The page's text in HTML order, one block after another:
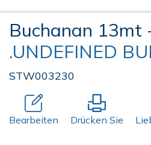
Buchanan 13mt
.UNDEFINED
STW003230
Bearbeiten Drücken Sie